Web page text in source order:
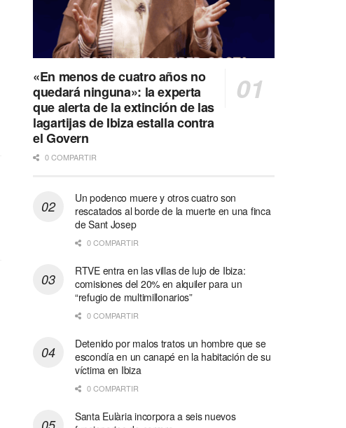
«En menos de cuatro años no
quedará ninguna»: la experta
que alerta de la extinción de las
lagartijas de Ibiza estalla contra
el Govern
0 COMPARTIR
Un podenco muere y otros cuatro son
rescatados al borde de la muerte en una finca
de Sant Josep
0 COMPARTIR
RTVE entra en las villas de lujo de Ibiza:
comisiones del 20% en alquiler para un
“refugio de multimillonarios”
0 COMPARTIR
Detenido por malos tratos un hombre que se
escondía en un canapé en la habitación de su
víctima en Ibiza
0 COMPARTIR
Santa Eulària incorpora a seis nuevos